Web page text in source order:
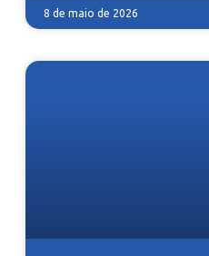
8 de maio de 2026